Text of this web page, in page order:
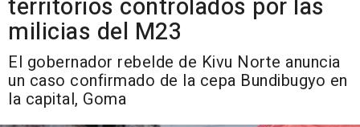
territorios controlados por las
milicias del M23
El gobernador rebelde de Kivu Norte anuncia
un caso confirmado de la cepa Bundibugyo en
la capital, Goma